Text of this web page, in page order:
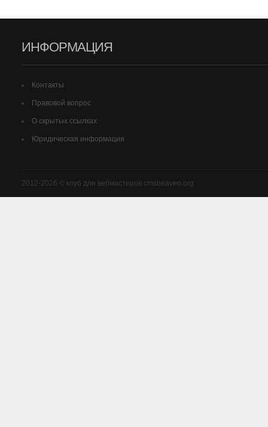
ИНФОРМАЦИЯ
Контакты
Правовой вопрос
О скрытых ссылках
Юридическая информация
2012-2026 © клуб для вебмастеров cmsheaven.org